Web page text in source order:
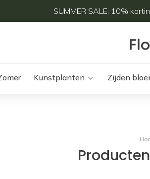
SUMMER SALE: 10%
Kunstplanten Zijden